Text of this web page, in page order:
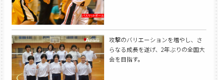
攻撃のバリエーションを増やし、さ
らなる成長を遂げ、2年ぶりの全国大
会を目指す。